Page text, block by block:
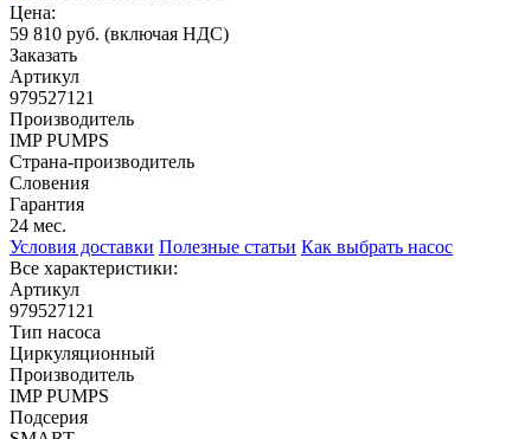
Цена:
59 810 руб. (включая НДС)
Заказать
Артикул
979527121
Производитель
IMP PUMPS
Страна-производитель
Словения
Гарантия
24 мес.
Условия доставки Полезные статьи Как выбрать насос
Все характеристики:
Артикул
979527121
Тип насоса
Циркуляционный
Производитель
IMP PUMPS
Подсерия